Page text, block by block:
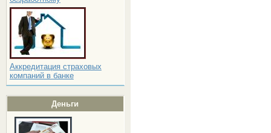
Аккредитация страховых
компаний в банке
Деньги